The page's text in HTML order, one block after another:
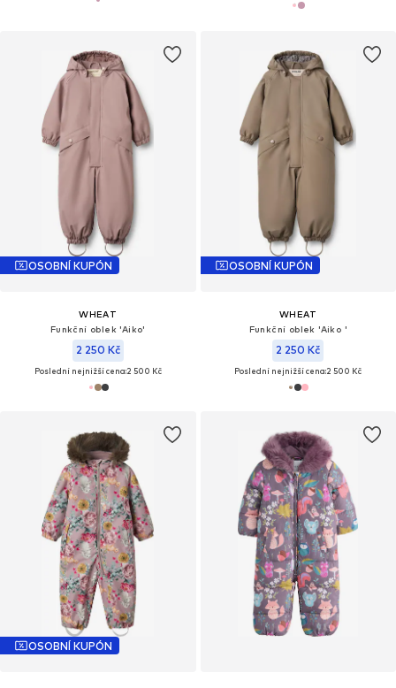
OSOBNÍ KUPÓN
WHEAT
Funkční oblek 'Aiko'
2 250 Kč
Poslední nejnižší cena:2 500 Kč
OSOBNÍ KUPÓN
WHEAT
Funkční oblek 'Aiko '
2 250 Kč
Poslední nejnižší cena:2 500 Kč
OSOBNÍ KUPÓN